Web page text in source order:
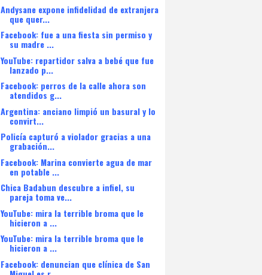
Andysane expone infidelidad de extranjera
que quer...
Facebook: fue a una fiesta sin permiso y
su madre ...
YouTube: repartidor salva a bebé que fue
lanzado p...
Facebook: perros de la calle ahora son
atendidos g...
Argentina: anciano limpió un basural y lo
convirt...
Policía capturó a violador gracias a una
grabación...
Facebook: Marina convierte agua de mar
en potable ...
Chica Badabun descubre a infiel, su
pareja toma ve...
YouTube: mira la terrible broma que le
hicieron a ...
YouTube: mira la terrible broma que le
hicieron a ...
Facebook: denuncian que clínica de San